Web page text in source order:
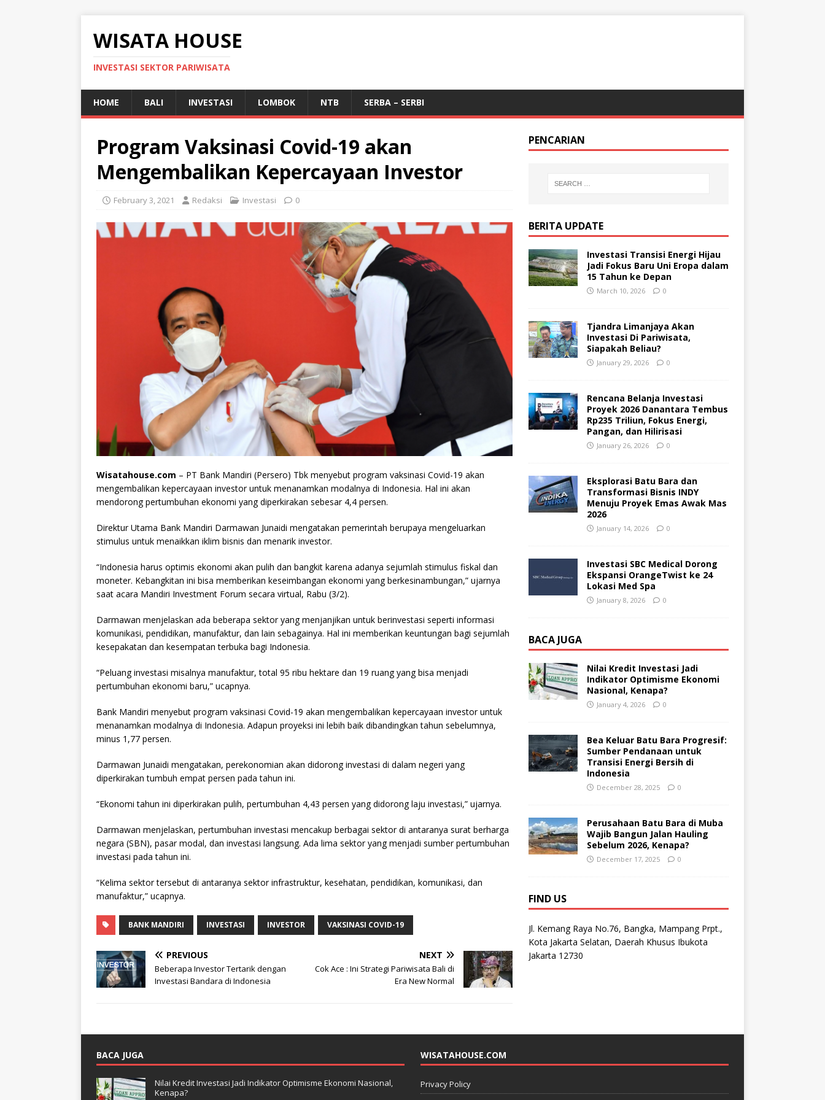
WISATA HOUSE
INVESTASI SEKTOR PARIWISATA
HOME BALI INVESTASI LOMBOK NTB SERBA – SERBI
Program Vaksinasi Covid-19 akan
Mengembalikan Kepercayaan Investor
February 3, 2021 Redaksi Investasi 0
Wisatahouse.com – PT Bank Mandiri (Persero) Tbk menyebut program vaksinasi Covid-19 akan
mengembalikan kepercayaan investor untuk menanamkan modalnya di Indonesia. Hal ini akan
mendorong pertumbuhan ekonomi yang diperkirakan sebesar 4,4 persen.
Direktur Utama Bank Mandiri Darmawan Junaidi mengatakan pemerintah berupaya mengeluarkan
stimulus untuk menaikkan iklim bisnis dan menarik investor.
“Indonesia harus optimis ekonomi akan pulih dan bangkit karena adanya sejumlah stimulus fiskal dan
moneter. Kebangkitan ini bisa memberikan keseimbangan ekonomi yang berkesinambungan,” ujarnya
saat acara Mandiri Investment Forum secara virtual, Rabu (3/2).
Darmawan menjelaskan ada beberapa sektor yang menjanjikan untuk berinvestasi seperti informasi
komunikasi, pendidikan, manufaktur, dan lain sebagainya. Hal ini memberikan keuntungan bagi sejumlah
kesepakatan dan kesempatan terbuka bagi Indonesia.
“Peluang investasi misalnya manufaktur, total 95 ribu hektare dan 19 ruang yang bisa menjadi
pertumbuhan ekonomi baru,” ucapnya.
Bank Mandiri menyebut program vaksinasi Covid-19 akan mengembalikan kepercayaan investor untuk
menanamkan modalnya di Indonesia. Adapun proyeksi ini lebih baik dibandingkan tahun sebelumnya,
minus 1,77 persen.
Darmawan Junaidi mengatakan, perekonomian akan didorong investasi di dalam negeri yang
diperkirakan tumbuh empat persen pada tahun ini.
“Ekonomi tahun ini diperkirakan pulih, pertumbuhan 4,43 persen yang didorong laju investasi,” ujarnya.
Darmawan menjelaskan, pertumbuhan investasi mencakup berbagai sektor di antaranya surat berharga
negara (SBN), pasar modal, dan investasi langsung. Ada lima sektor yang menjadi sumber pertumbuhan
investasi pada tahun ini.
“Kelima sektor tersebut di antaranya sektor infrastruktur, kesehatan, pendidikan, komunikasi, dan
manufaktur,” ucapnya.
BANK MANDIRI INVESTASI INVESTOR VAKSINASI COVID-19
PREVIOUS
Beberapa Investor Tertarik dengan
Investasi Bandara di Indonesia
NEXT
Cok Ace : Ini Strategi Pariwisata Bali di
Era New Normal
PENCARIAN
BERITA UPDATE
Investasi Transisi Energi Hijau
Jadi Fokus Baru Uni Eropa dalam
15 Tahun ke Depan
March 10, 2026 0
Tjandra Limanjaya Akan
Investasi Di Pariwisata,
Siapakah Beliau?
January 29, 2026 0
Rencana Belanja Investasi
Proyek 2026 Danantara Tembus
Rp235 Triliun, Fokus Energi,
Pangan, dan Hilirisasi
January 26, 2026 0
Eksplorasi Batu Bara dan
Transformasi Bisnis INDY
Menuju Proyek Emas Awak Mas
2026
January 14, 2026 0
Investasi SBC Medical Dorong
Ekspansi OrangeTwist ke 24
Lokasi Med Spa
January 8, 2026 0
BACA JUGA
Nilai Kredit Investasi Jadi
Indikator Optimisme Ekonomi
Nasional, Kenapa?
January 4, 2026 0
Bea Keluar Batu Bara Progresif:
Sumber Pendanaan untuk
Transisi Energi Bersih di
Indonesia
December 28, 2025 0
Perusahaan Batu Bara di Muba
Wajib Bangun Jalan Hauling
Sebelum 2026, Kenapa?
December 17, 2025 0
FIND US
Jl. Kemang Raya No.76, Bangka, Mampang Prpt.,
Kota Jakarta Selatan, Daerah Khusus Ibukota
Jakarta 12730
BACA JUGA
Nilai Kredit Investasi Jadi Indikator Optimisme Ekonomi Nasional,
Kenapa?
WISATAHOUSE.COM
Privacy Policy